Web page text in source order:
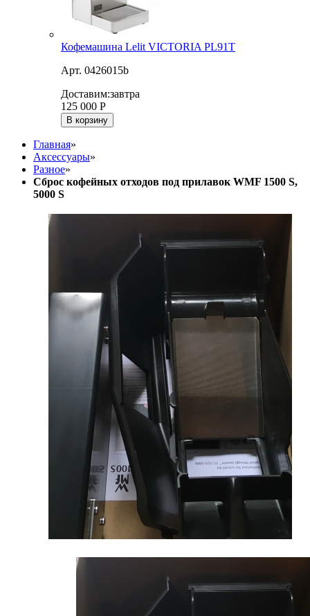
Кофемашина Lelit VICTORIA PL91T
Арт. 0426015b
Доставим:завтра
125 000 Р
В корзину
Главная»
Аксессуары»
Разное»
Сброс кофейных отходов под прилавок WMF 1500 S,
5000 S